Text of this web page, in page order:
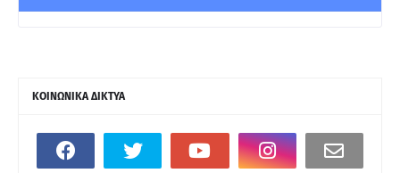
ΚΟΙΝΩΝΙΚΑ ΔΙΚΤΥΑ